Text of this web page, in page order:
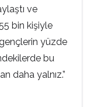
ve
bin kişiyle
gençlerin yüzde
bu
daha yalnız.”